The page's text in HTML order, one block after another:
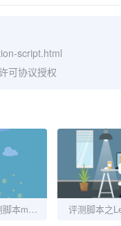
script.html
可协议授权
评测脚本之内存检测脚本memtester-cpp 评测脚本之